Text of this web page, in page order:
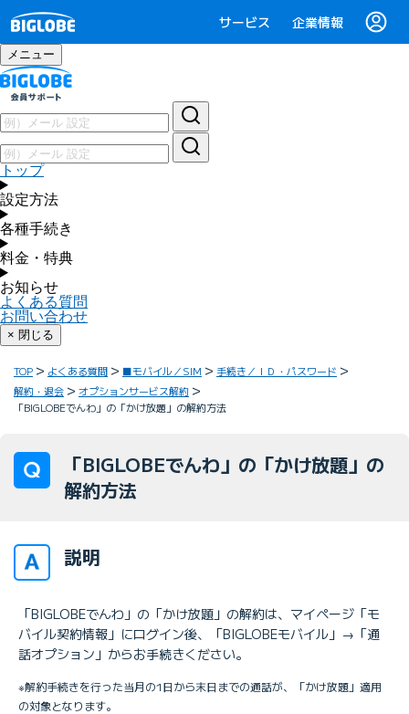
サービス 企業情報
メニュー
トップ
設定方法
各種手続き
料金・特典
お知らせ
よくある質問
お問い合わせ
× 閉じる
TOP よくある質問 ■モバイル／SIM
手続き／ＩＤ・パスワード
解約・退会
オプションサービス解約
「BIGLOBEでんわ」の「かけ放題」の解約方法
「BIGLOBEでんわ」の「かけ放題」の
解約方法
説明
「BIGLOBEでんわ」の「かけ放題」の解約は、マイページ「モ
バイル契約情報」にログイン後、「BIGLOBEモバイル」→「通
話オプション」からお手続きください。
※解約手続きを行った当月の1日から末日までの通話が、「かけ放題」適用
の対象となります。